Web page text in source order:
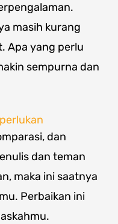
masih kurang
Apa yang perlu
sempurna dan
dan
dan teman
maka ini saatnya
Perbaikan ini